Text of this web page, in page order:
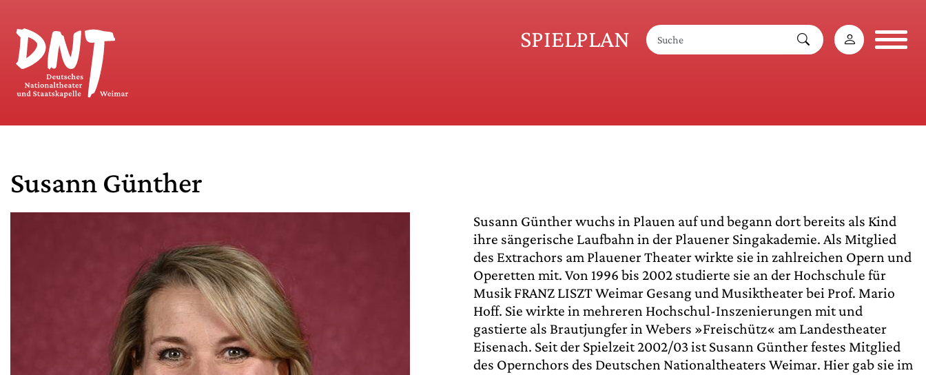
SPIELPLAN
Susann Günther
Susann Günther wuchs in Plauen auf und begann dort bereits als Kind
ihre sängerische Laufbahn in der Plauener Singakademie. Als Mitglied
des Extrachors am Plauener Theater wirkte sie in zahlreichen Opern und
Operetten mit. Von 1996 bis 2002 studierte sie an der Hochschule für
Musik FRANZ LISZT Weimar Gesang und Musiktheater bei Prof. Mario
Hoff. Sie wirkte in mehreren Hochschul-Inszenierungen mit und
gastierte als Brautjungfer in Webers »Freischütz« am Landestheater
Eisenach. Seit der Spielzeit 2002/03 ist Susann Günther festes Mitglied
des Opernchors des Deutschen Nationaltheaters Weimar. Hier gab sie im